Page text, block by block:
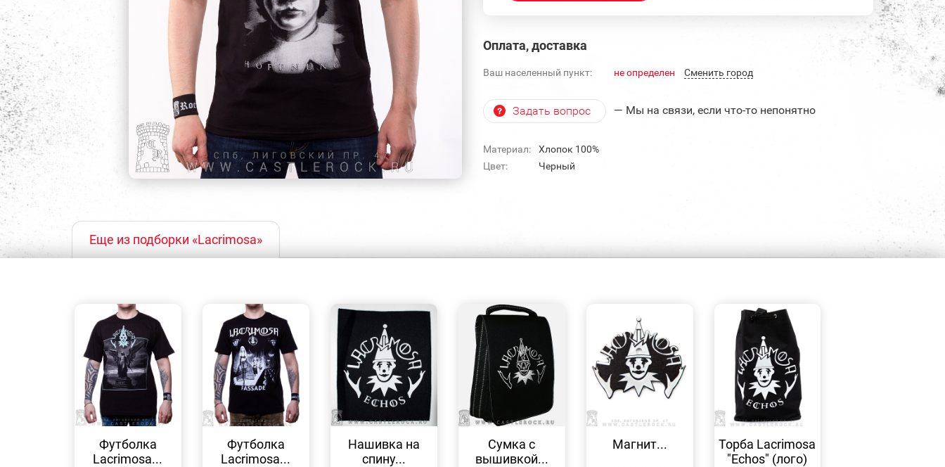
Оплата, доставка
Ваш населенный пункт: не определен Cменить город
Задать вопрос — Мы на связи, если что-то непонятно
Материал:
Хлопок 100%
Цвет:
Черный
Еще из подборки «Lacrimosa»
ПРОСМОТР
Футболка
Lacrimosa...
ПРОСМОТР
Футболка
Lacrimosa...
Нашивка на
спину...
Сумка с
вышивкой...
Магнит...
ПРОСМОТР
Торба Lacrimosa
"Echos" (лого)